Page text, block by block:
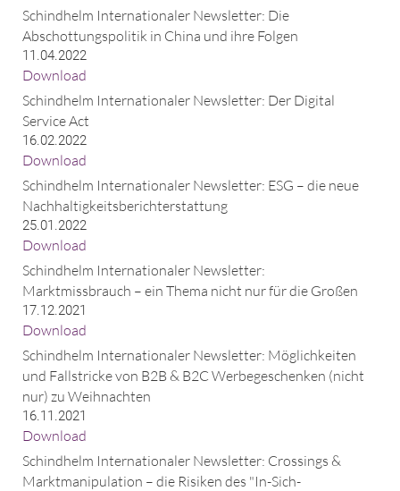
Schindhelm Internationaler Newsletter: Die
Abschottungspolitik in China und ihre Folgen
11.04.2022
Download
Schindhelm Internationaler Newsletter: Der Digital
Service Act
16.02.2022
Download
Schindhelm Internationaler Newsletter: ESG – die neue
Nachhaltigkeitsberichterstattung
25.01.2022
Download
Schindhelm Internationaler Newsletter:
Marktmissbrauch – ein Thema nicht nur für die Großen
17.12.2021
Download
Schindhelm Internationaler Newsletter: Möglichkeiten
und Fallstricke von B2B & B2C Werbegeschenken (nicht
nur) zu Weihnachten
16.11.2021
Download
Schindhelm Internationaler Newsletter: Crossings &
Marktmanipulation – die Risiken des "In-Sich-